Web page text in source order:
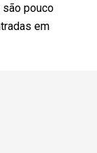
pouco
em